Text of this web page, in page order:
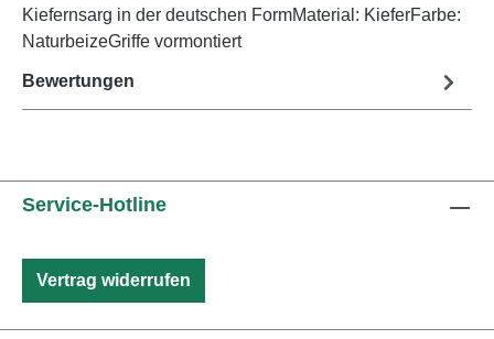
Kiefernsarg in der deutschen FormMaterial: KieferFarbe:
NaturbeizeGriffe vormontiert
Bewertungen
Service-Hotline
Vertrag widerrufen